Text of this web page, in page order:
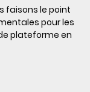
faisons le point
pour les
plateforme en